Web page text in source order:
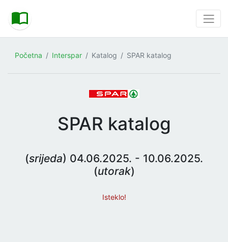
Početna Interspar Katalog SPAR katalog
SPAR katalog
(srijeda) 04.06.2025. - 10.06.2025.
(utorak)
Isteklo!